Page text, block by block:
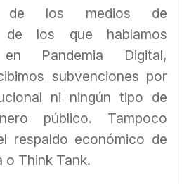
de los medios de
de los que hablamos
en Pandemia Digital,
subvenciones por
ni ningún tipo de
público. Tampoco
respaldo económico de
o Think Tank.